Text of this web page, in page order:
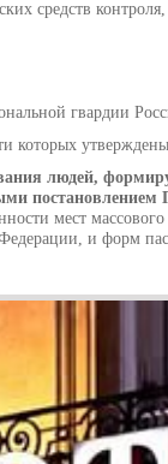
средств
гвардии
которых
людей,
постановлением
мест
и форм